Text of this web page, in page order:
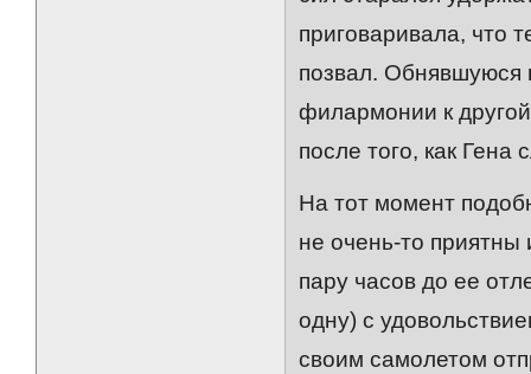
приговаривала, что
позвал. Обнявшуюся
филармонии к
после того, как Гена
На тот момент
не очень-то приятны
пару часов до ее
одну) с
своим самолетом